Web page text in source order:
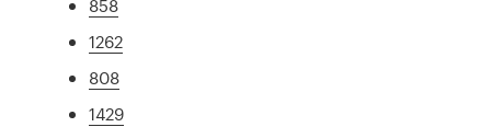
858
1262
808
1429